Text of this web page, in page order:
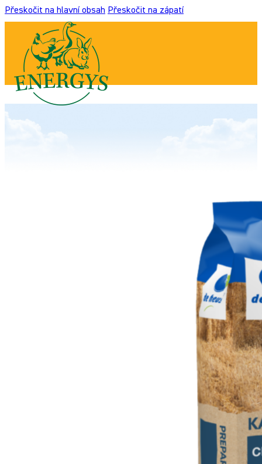
Přeskočit na hlavní obsah Přeskočit na zápatí